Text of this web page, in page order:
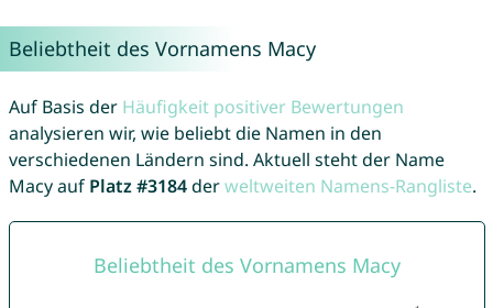
Beliebtheit des Vornamens Macy
Auf Basis der Häufigkeit positiver Bewertungen
analysieren wir, wie beliebt die Namen in den
verschiedenen Ländern sind. Aktuell steht der Name
Macy auf Platz #3184derweltweiten Namens-Rangliste.